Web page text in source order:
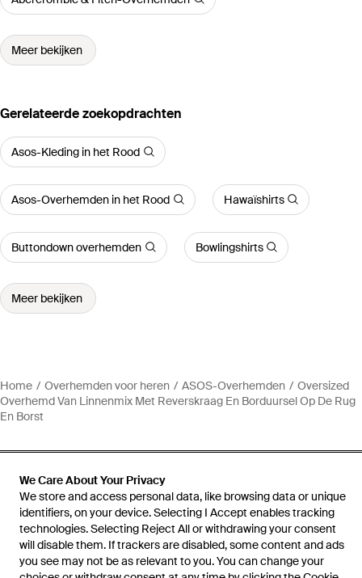
We Care About Your Privacy
We store and access personal data, like browsing data or unique
identifiers, on your device. Selecting I Accept enables tracking
technologies. Selecting Reject All or withdrawing your consent
will disable them. If trackers are disabled, some content and ads
you see may not be as relevant to you. You can change your
Meer bekijken
Gerelateerde zoekopdrachten
Asos-Kleding in het Rood
Asos-Overhemden in het Rood Hawaïshirts
Buttondown overhemden Bowlingshirts
Meer bekijken
Home Overhemden voor heren ASOS-Overhemden
Oversized
Overhemd Van Linnenmix Met Reverskraag En Borduursel Op De Rug
En Borst
Hulp en informatie